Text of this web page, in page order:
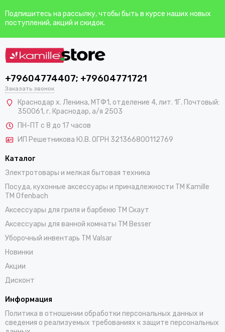
Подпишитесь на рассылку, чтобы быть в курсе наших новых
поступлений, акций и скидок.
+79604774407; +79604771721
Заказать звонок
Краснодар х. Ленина, МТФ1, отделение 4, лит. 1Г. Почтовый:
350061, г. Краснодар, а/я 2503
ПН-ПТ с 8 до 17 часов
ИП Решетникова Ю.В. ОГРН 321366800112769
Каталог
Электротовары и мелкая бытовая техника
Посуда, кухонные аксессуары и принадлежности TM Kamille
TM Ofenbach
Аксессуары для гриля и барбекю TM Скаут
Аксессуары для ванной комнаты TM Besser
Уборочный инвентарь TM Valsar
Новинки
Акции
Дисконт
Информация
Политика в отношении обработки персональных данных и
сведения о реализуемых требованиях к защите персональных